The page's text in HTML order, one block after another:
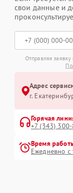
свои данные и
Отправляя
Адрес
г.
Горячая
+7 (343)
Время
Ежедневно